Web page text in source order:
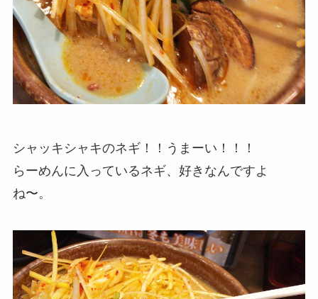
シャッキシャキのネギ！！うまーい！！！
らーめんに入っているネギ、好きなんですよ
ね〜。